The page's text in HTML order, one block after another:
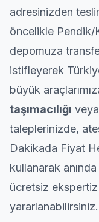
adresinizden
öncelikle Pendik/
depomuza
istifleyerek
büyük
taşımacılığı veya
taleplerinizde,
Dakikada Fiyat
kullanarak
ücretsiz
yararlanabilirsiniz.